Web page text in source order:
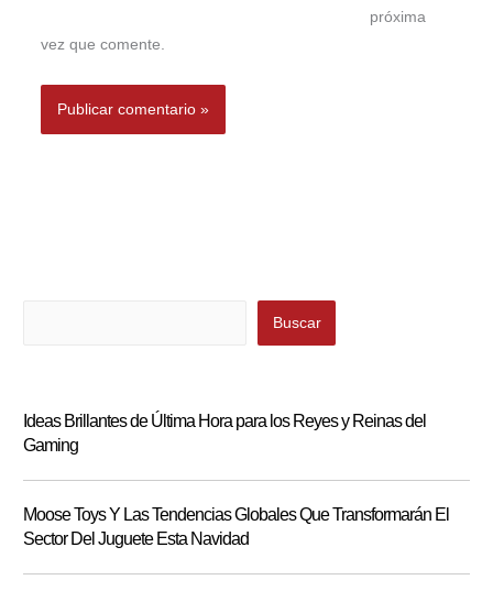
próxima
vez que comente.
Buscar
Ideas Brillantes de Última Hora para los Reyes y Reinas del
Gaming
Moose Toys Y Las Tendencias Globales Que Transformarán El
Sector Del Juguete Esta Navidad